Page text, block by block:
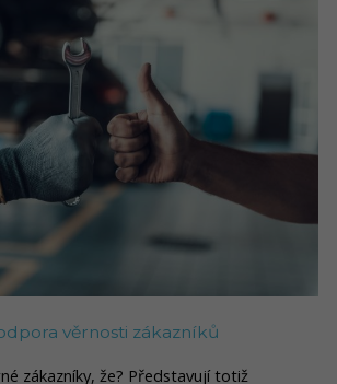
věrnosti zákazníků
zákazníky, že? Představují totiž